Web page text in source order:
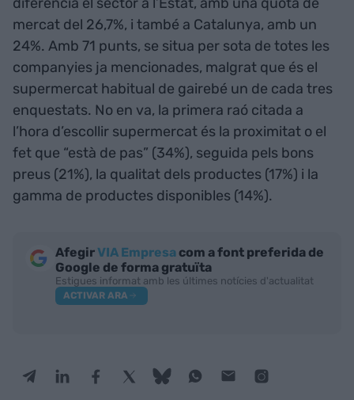
mercat del 26,7%, i també a Catalunya, amb un
24%. Amb 71 punts, se situa per sota de totes les
companyies ja mencionades, malgrat que és el
supermercat habitual de gairebé un de cada tres
enquestats. No en va, la primera raó citada a
l’hora d’escollir supermercat és la proximitat o el
fet que “està de pas” (34%), seguida pels bons
preus (21%), la qualitat dels productes (17%) i la
gamma de productes disponibles (14%).
AfegirVIA Empresa com a font preferida de
Google de forma gratuïta
Estigues informat amb les últimes notícies d'actualitat
ACTIVAR ARA